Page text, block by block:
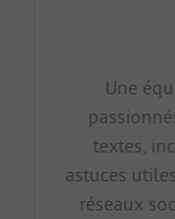
Une
textes,
astuces
réseaux